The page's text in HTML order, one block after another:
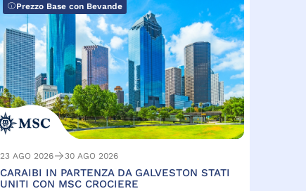
Prezzo Base con Bevande
23 AGO 2026 30 AGO 2026
CARAIBI IN PARTENZA DA GALVESTON STATI
UNITI CON MSC CROCIERE